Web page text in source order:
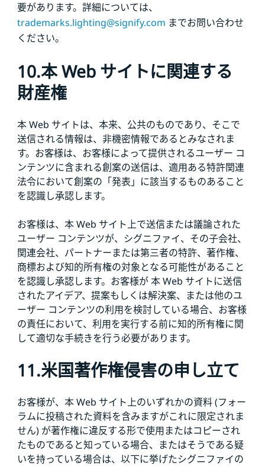
要があります。詳細については、
trademarks.lighting@signify.com までお問い合わせ
ください。
10.本 Web サイトに関連する
財産権
本 Web サイトは、本来、公共のものであり、そこで
送信される情報は、非機密情報であるとみなされま
す。お客様は、お客様によって提供されるユーザー コ
ンテンツに含まれる創案の送信は、適用ある特許関連
法令において創案の「発表」に該当するものあること
を認識し承認します。
お客様は、本 Web サイト上で送信または議論された
ユーザー コンテンツが、シグニファイ、その子会社、
関連会社、パートナーまたは第三者の特許、著作権、
商標および知的所有権の対象となる可能性があること
を認識し承認します。お客様が 本 Web サイトに送信
されたアイデア、提案もしくは解決案、または他のユ
ーザー コンテンツの利用を検討している場合、お客様
の責任において、利用を実行する前に知的所有権に関
して適切な手続きを行う必要があります。
11.米国著作権侵害の申し立て
お客様が、本 Web サイト上のいずれかの資料 (フォー
ラムに投稿された資料を含みますがこれに限定されま
せん) が著作権に違反する形で使用またはコピーされ
たものであると知っている場合、またはそうである疑
いを持っている場合は、以下に挙げたシグニファイの